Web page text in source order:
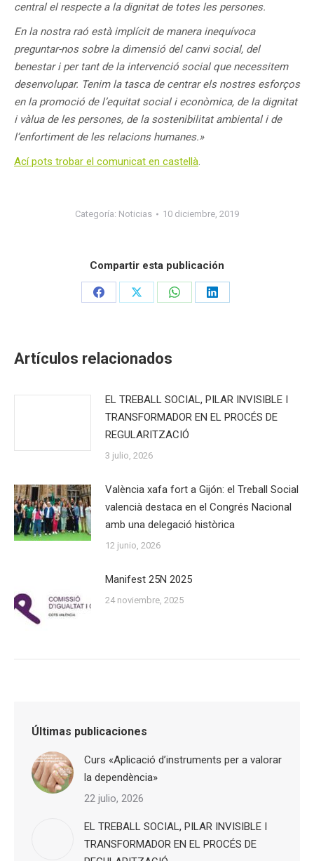
central el respecte a la dignitat de totes les persones.
En la nostra raó està implícit de manera inequívoca
preguntar-nos sobre la dimensió del canvi social, del
benestar i per tant de la intervenció social que necessitem
desenvolupar. Tenim la tasca de centrar els nostres esforços
en la promoció de l’equitat social i econòmica, de la dignitat
i vàlua de les persones, de la sostenibilitat ambiental i de
l’enfortiment de les relacions humanes.»
Ací pots trobar el comunicat en castellà.
Categoría: Noticias 10 diciembre, 2019
Compartir esta publicación
Share
Share
Share
Share
Artículos relacionados
EL TREBALL SOCIAL, PILAR INVISIBLE I
TRANSFORMADOR EN EL PROCÉS DE
REGULARITZACIÓ
3 julio, 2026
València xafa fort a Gijón: el Treball Social
valencià destaca en el Congrés Nacional
amb una delegació històrica
12 junio, 2026
Manifest 25N 2025
24 noviembre, 2025
Últimas publicaciones
Curs «Aplicació d’instruments per a valorar
la dependència»
22 julio, 2026
EL TREBALL SOCIAL, PILAR INVISIBLE I
TRANSFORMADOR EN EL PROCÉS DE